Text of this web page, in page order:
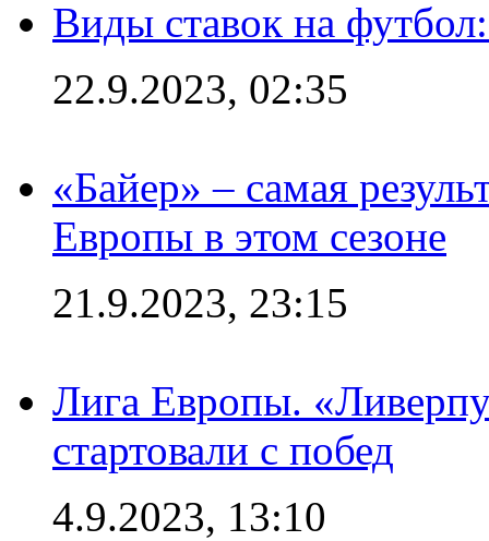
Виды ставок на
22.9.2023, 02:35
«Байер» – самая
Европы в этом сезоне
21.9.2023, 23:15
Лига Европы.
стартовали с побед
4.9.2023, 13:10